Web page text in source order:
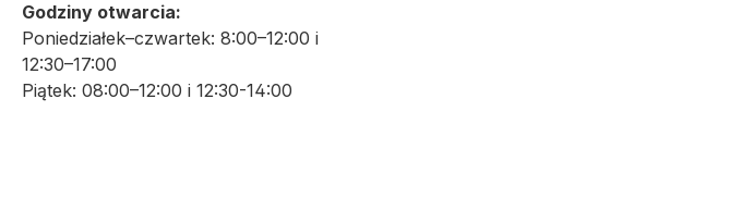
Godziny otwarcia:
Poniedziałek–czwartek: 8:00–12:00 i
12:30–17:00
Piątek: 08:00–12:00 i 12:30-14:00